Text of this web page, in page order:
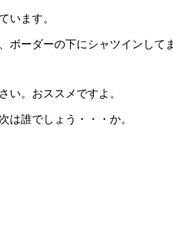
います。
ボーダーの下にシャツインして
い。おススメですよ。
は誰でしょう・・・か。